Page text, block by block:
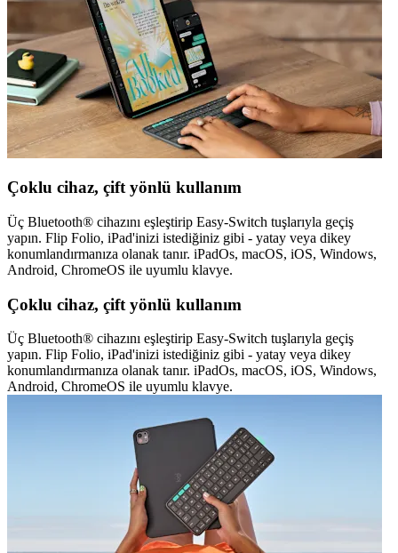
Çoklu cihaz, çift yönlü kullanım
Üç Bluetooth® cihazını eşleştirip Easy-Switch tuşlarıyla geçiş
yapın. Flip Folio, iPad'inizi istediğiniz gibi - yatay veya dikey
konumlandırmanıza olanak tanır. iPadOs, macOS, iOS, Windows,
Android, ChromeOS ile uyumlu klavye.
Çoklu cihaz, çift yönlü kullanım
Üç Bluetooth® cihazını eşleştirip Easy-Switch tuşlarıyla geçiş
yapın. Flip Folio, iPad'inizi istediğiniz gibi - yatay veya dikey
konumlandırmanıza olanak tanır. iPadOs, macOS, iOS, Windows,
Android, ChromeOS ile uyumlu klavye.